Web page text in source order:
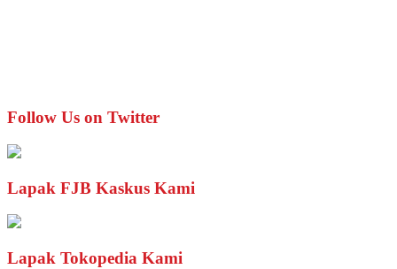
Follow Us on Twitter
Lapak FJB Kaskus Kami
Lapak Tokopedia Kami